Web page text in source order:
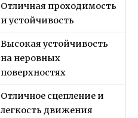
Отличная проходимость
и устойчивость
Высокая устойчивость
на неровных
поверхностях
Отличное сцепление и
легкость движения